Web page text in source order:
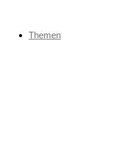
Themen